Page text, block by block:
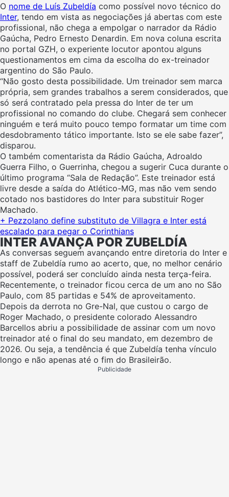
O nome de Luís Zubeldía como possível novo técnico do
Inter, tendo em vista as negociações já abertas com este
profissional, não chega a empolgar o narrador da Rádio
Gaúcha, Pedro Ernesto Denardin. Em nova coluna escrita
no portal GZH, o experiente locutor apontou alguns
questionamentos em cima da escolha do ex-treinador
argentino do São Paulo.
“Não gosto desta possibilidade. Um treinador sem marca
própria, sem grandes trabalhos a serem considerados, que
só será contratado pela pressa do Inter de ter um
profissional no comando do clube. Chegará sem conhecer
ninguém e terá muito pouco tempo formatar um time com
desdobramento tático importante. Isto se ele sabe fazer”,
disparou.
O também comentarista da Rádio Gaúcha, Adroaldo
Guerra Filho, o Guerrinha, chegou a sugerir Cuca durante o
último programa “Sala de Redação”. Este treinador está
livre desde a saída do Atlético-MG, mas não vem sendo
cotado nos bastidores do Inter para substituir Roger
Machado.
+ Pezzolano define substituto de Villagra e Inter está
escalado para pegar o Corinthians
INTER AVANÇA POR ZUBELDÍA
As conversas seguem avançando entre diretoria do Inter e
staff de Zubeldía rumo ao acerto, que, no melhor cenário
possível, poderá ser concluído ainda nesta terça-feira.
Recentemente, o treinador ficou cerca de um ano no São
Paulo, com 85 partidas e 54% de aproveitamento.
Depois da derrota no Gre-Nal, que custou o cargo de
Roger Machado, o presidente colorado Alessandro
Barcellos abriu a possibilidade de assinar com um novo
treinador até o final do seu mandato, em dezembro de
2026. Ou seja, a tendência é que Zubeldía tenha vínculo
longo e não apenas até o fim do Brasileirão.
Publicidade